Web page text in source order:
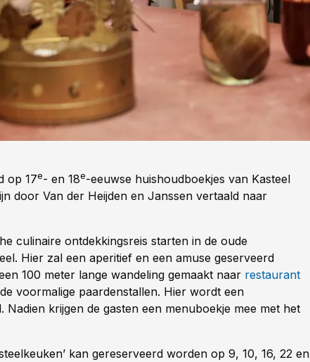
op 17e- en 18e-eeuwse huishoudboekjes van Kasteel
door Van der Heijden en Janssen vertaald naar
culinaire ontdekkingsreis starten in de oude
Hier zal een aperitief en een amuse geserveerd
100 meter lange wandeling gemaakt naar restaurant
voormalige paardenstallen. Hier wordt een
Nadien krijgen de gasten een menuboekje mee met het
kan gereserveerd worden op 9, 10, 16, 22 en